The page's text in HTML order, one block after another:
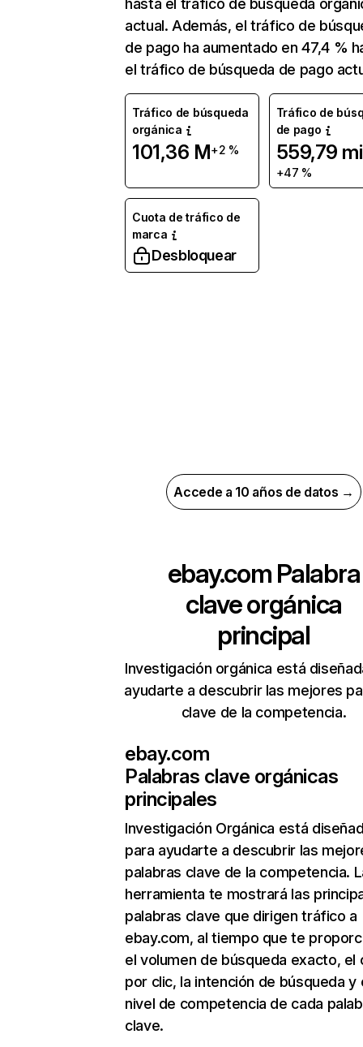
hasta el tráfico de búsqueda
actual. Además, el tráfico de
de pago ha aumentado en 47,4 %
el tráfico de búsqueda de pago
Tráfico de búsqueda
orgánica
101,36 M+2 %
Tráfico de
de pago
559,79
+47 %
Cuota de tráfico de
marca
Desbloquear
Accede a 10 años de datos →
ebay.com Palabra
clave orgánica
principal
Investigación orgánica está
ayudarte a descubrir las mejores
clave de la competencia.
ebay.com
Palabras clave orgánicas
principales
Investigación Orgánica está
para ayudarte a descubrir las
palabras clave de la competencia.
herramienta te mostrará las
palabras clave que dirigen tráfico a
ebay.com, al tiempo que te
el volumen de búsqueda exacto, el
por clic, la intención de búsqueda y
nivel de competencia de cada
clave.